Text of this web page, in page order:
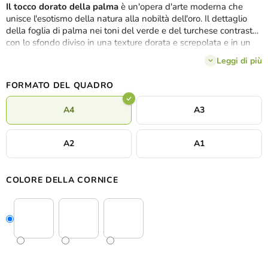
Il tocco dorato della palma è un'opera d'arte moderna che
unisce l'esotismo della natura alla nobiltà dell'oro. Il dettaglio
della foglia di palma nei toni del verde e del turchese contrasta
con lo sfondo diviso in una texture dorata e screpolata e in un
verde marmo intenso. Adatto a interni eleganti, dove risalta il
suo carattere sofisticato e allo stesso tempo tranquillo.Leggi di più
FORMATO DEL QUADRO
A4 A3
A2 A1
COLORE DELLA CORNICE